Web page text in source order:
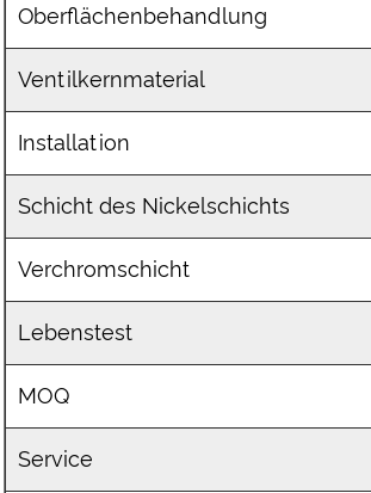
Oberflächenbehandlung
Ventilkernmaterial
Installation
Schicht des Nickelschichts
Verchromschicht
Lebenstest
MOQ
Service